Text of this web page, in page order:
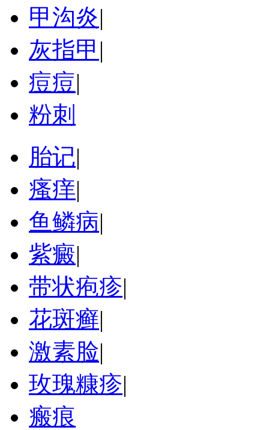
甲沟炎|
灰指甲 |
痘痘|
粉刺
胎记|
瘙痒|
鱼鳞病|
紫癜|
带状疱疹|
花斑癣|
激素脸|
玫瑰糠疹|
瘢痕